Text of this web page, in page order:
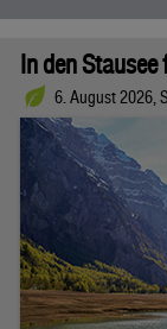
In den
6. August 2026,